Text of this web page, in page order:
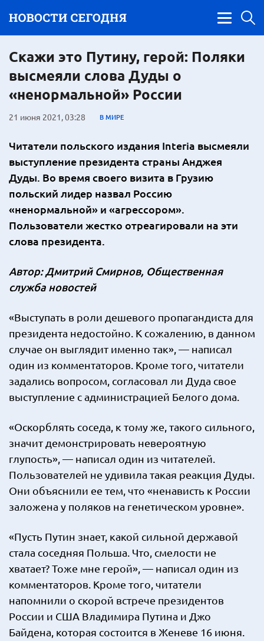
Скажи это Путину, герой: Поляки
высмеяли слова Дуды о
«ненормальной» России
21 июня 2021, 03:28 В МИРЕ
Читатели польского издания Interia высмеяли
выступление президента страны Анджея
Дуды. Во время своего визита в Грузию
польский лидер назвал Россию
«ненормальной» и «агрессором».
Пользователи жестко отреагировали на эти
слова президента.
Автор: Дмитрий Смирнов, Общественная
служба новостей
«Выступать в роли дешевого пропагандиста для
президента недостойно. К сожалению, в данном
случае он выглядит именно так», — написал
один из комментаторов. Кроме того, читатели
задались вопросом, согласовал ли Дуда свое
выступление с администрацией Белого дома.
«Оскорблять соседа, к тому же, такого сильного,
значит демонстрировать невероятную
глупость», — написал один из читателей.
Пользователей не удивила такая реакция Дуды.
Они объяснили ее тем, что «ненависть к России
заложена у поляков на генетическом уровне».
«Пусть Путин знает, какой сильной державой
стала соседняя Польша. Что, смелости не
хватает? Тоже мне герой», — написал один из
комментаторов. Кроме того, читатели
напомнили о скорой встрече президентов
России и США Владимира Путина и Джо
Байдена, которая состоится в Женеве 16 июня.